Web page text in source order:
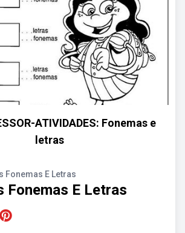
ATIVIDADES: Fonemas e
letras
Fonemas E Letras
Fonemas E Letras